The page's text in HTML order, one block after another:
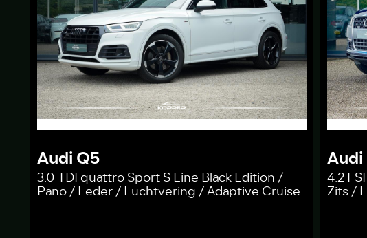
Audi Q5
3.0 TDI quattro Sport S Line Black Edition /
Pano / Leder / Luchtvering / Adaptive Cruise
Audi
4.2
Zits /